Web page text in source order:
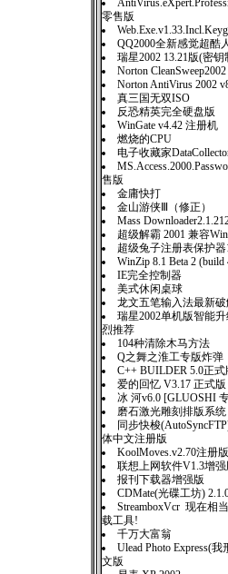
零售版
QQ2000全新感觉超酷
瑞星2002 13.21版(密
Norton
Norton AntiVirus 2002
真三国无双ISO
反恐精英完全硬盘版
WinGate v4.42 注册机
燃烧的CPU
电子收藏家
售版
金庸快打
金山游侠Ⅲ（修正）
Mass
超级解霸 2001 兼容
超级兔子注册表保护器
WinZip 8.1 Beta 2
IE完全控制器
美式休闲桌球
龙文五笔输入法最新破
瑞星2002单机版智能
烈推荐
104种清除木马方法
Q之舞之淮工专版炸弹
C++ BUILDER 5.0正式
爱的回忆 V3.17 正式版
冰 河v6.0 [GLUOSHI
磨石激光雕刻排版系
同步快梭
体中文注册版
KoolMoves.v2.70注册版
联想上网软件V1.3增强
报刊下载器增强版
CDMate(光碟工坊)
StreamboxVcr 现在相
载工具!
千万大富翁
Ulead Photo Express(
文版